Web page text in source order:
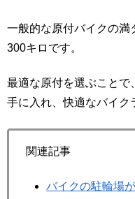
一般的な原付バイクの満
300キロです。
最適な原付を選ぶことで
手に入れ、快適なバイク
関連記事
バイクの駐輪場